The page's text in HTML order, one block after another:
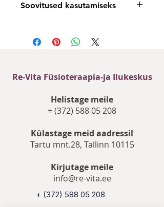
botuliintoksiin, niatsiinamiid,
koore ekstrakt, roosi ekstrakt,
peptiidid, naatriumhüaluronaat, E-
vitamiin, C-vitamiin.
Soovitused kasutamiseks
ümbrusele, koputades õrnalt
sõrmeotstega, et toode imenduks.
Biotechnie Hyalu Utra seerumit.
Re-Vita Füsioteraapia-ja Ilukeskus
Helistage meile
+(372) 588 05 208
Külastage meid aadressil
Tartu mnt.28, Tallinn 10115
Kirjutage meile
info@re-vita.ee
+ (372) 588 05 208